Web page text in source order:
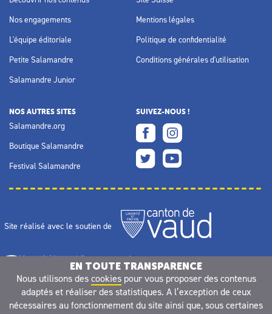
Nos engagements
L'équipe éditoriale
Petite Salamandre
Salamandre Junior
Mentions légales
Politique de confidentialité
Conditions générales d'utilisation
NOS AUTRES SITES
Salamandre.org
Boutique Salamandre
Festival Salamandre
SUIVEZ-NOUS !
Site réalisé avec le soutien de
EN TOUTE TRANSPARENCE
Nous utilisons des cookiespour vous proposer des contenus
adaptés et réaliser des statistiques. A l’exception de ceux
nécessaires au fonctionnement du site ainsi que, sous certaines